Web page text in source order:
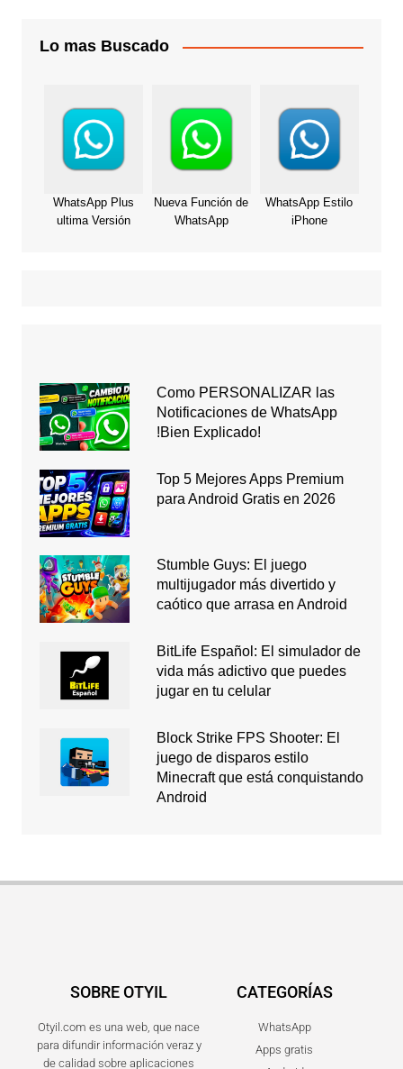
Lo mas Buscado
WhatsApp Plus
ultima Versión
Nueva Función de
WhatsApp
WhatsApp Estilo
iPhone
Como PERSONALIZAR las
Notificaciones de WhatsApp
!Bien Explicado!
Top 5 Mejores Apps Premium
para Android Gratis en 2026
Stumble Guys: El juego
multijugador más divertido y
caótico que arrasa en Android
BitLife Español: El simulador de
vida más adictivo que puedes
jugar en tu celular
Block Strike FPS Shooter: El
juego de disparos estilo
Minecraft que está conquistando
Android
SOBRE OTYIL
Otyil.com es una web, que nace
para difundir información veraz y
de calidad sobre aplicaciones
CATEGORÍAS
WhatsApp
Apps gratis